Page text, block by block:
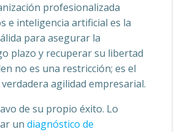
profesionalizada
e inteligencia artificial es la
para asegurar la
plazo y recuperar su libertad
no es una restricción; es el
agilidad empresarial.
de su propio éxito. Lo
un diagnóstico de